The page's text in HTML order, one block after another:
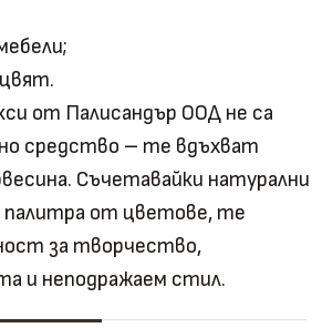
от Палисандър ООД не са
средство – те вдъхват
Съчетавайки натурални
палитра от цветове, те
за творчество,
и неподражаем стил.